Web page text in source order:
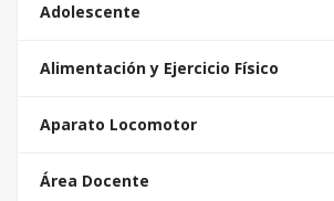
Adolescente
Alimentación y Ejercicio Físico
Aparato Locomotor
Área Docente